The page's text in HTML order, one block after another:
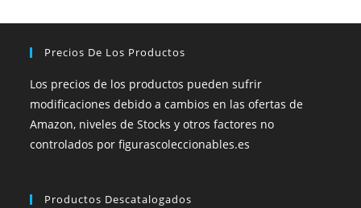
Precios De Los Productos
Los precios de los productos pueden sufrir
modificaciones debido a cambios en las ofertas de
Amazon, niveles de Stocks y otros factores no
controlados por figurascoleccionables.es
Productos Descatalogados